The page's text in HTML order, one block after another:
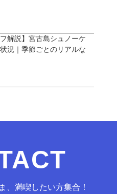
解説】宮古島シュノーケ
況｜季節ごとのリアルな
、満喫したい方集合！